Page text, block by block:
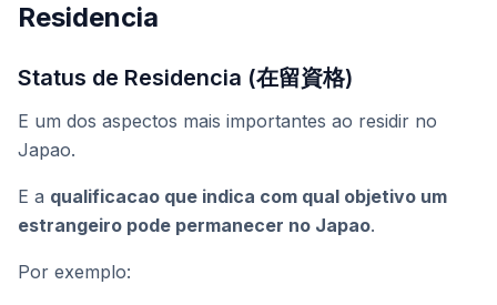
Residencia
Status de Residencia (在留資格)
E um dos aspectos mais importantes ao residir no
Japao.
E a qualificacao que indica com qual objetivo um
estrangeiro pode permanecer no Japao.
Por exemplo: